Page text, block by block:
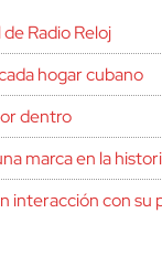
Radio Reloj
hogar cubano
dentro
marca en la
interacción con su